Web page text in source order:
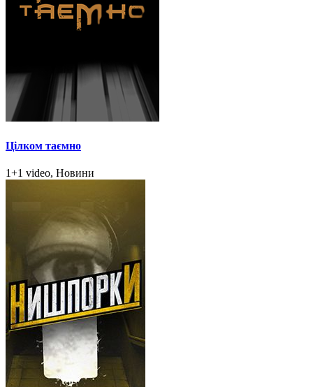
Цілком таємно
1+1 video, Новини